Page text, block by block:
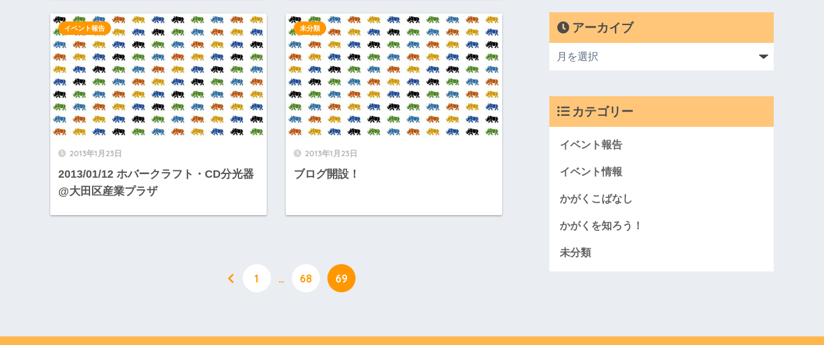
2013年1月23日
2013/01/12 ホバークラフト・CD分光器
@大田区産業プラザ
イベント報告
2013年1月23日
ブログ開設！
未分類
1 … 68 69
アーカイブ
カテゴリー
イベント報告
イベント情報
かがくこばなし
かがくを知ろう！
未分類